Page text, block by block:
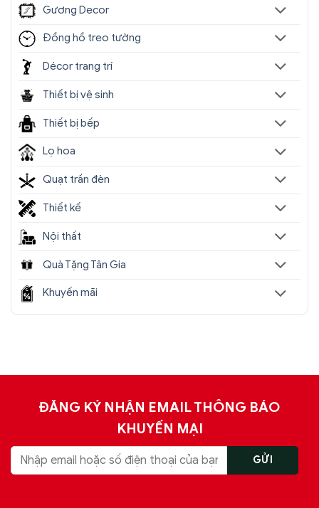
Đèn chùm pha lê cao cấp SC0173-SR(6)
Gương Decor
Đồng hồ treo tường
Décor trang trí
Thiết bị vệ sinh
Thiết bị bếp
Lọ hoa
Quạt trần đèn
Thiết kế
Nội thất
Quà Tặng Tân Gia
Khuyến mãi
ĐĂNG KÝ NHẬN EMAIL THÔNG BÁO
KHUYẾN MẠI